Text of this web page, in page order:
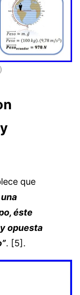
que
éste
opuesta
. [5].